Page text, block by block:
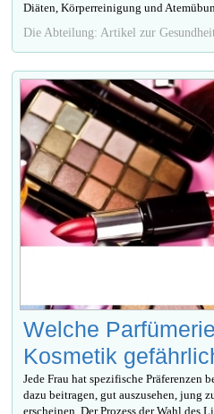
Diäten, Körperreinigung und
Die Abteilung: Artikel zur
Welche
Kosmetik
Jede Frau hat spezifische Präferenzen
dazu beitragen, gut auszusehen, jung
erscheinen. Der Prozess der Wahl des